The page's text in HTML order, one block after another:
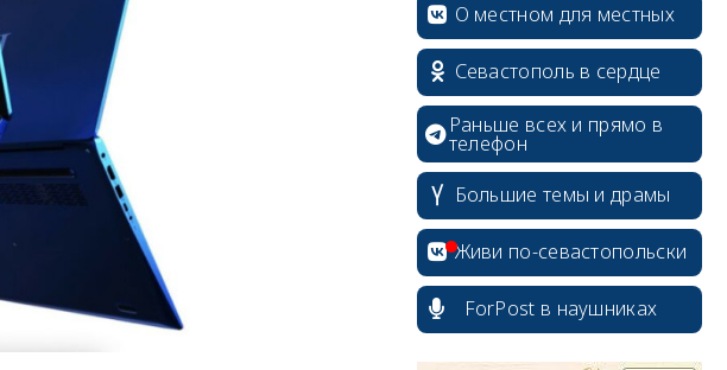
О местном для местных
Севастополь в сердце
Раньше всех и прямо в
телефон
Большие темы и драмы
Живи по-севастопольски
ForPost в наушниках